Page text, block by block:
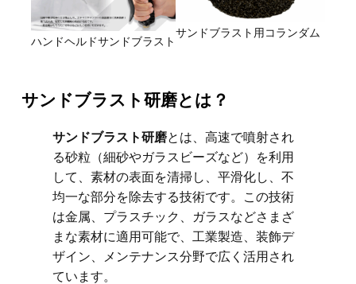
ハンドヘルドサンドブラスト
サンドブラスト用コランダム
サンドブラスト研磨とは？
サンドブラスト研磨とは、高速で噴射され
る砂粒（細砂やガラスビーズなど）を利用
して、素材の表面を清掃し、平滑化し、不
均一な部分を除去する技術です。この技術
は金属、プラスチック、ガラスなどさまざ
まな素材に適用可能で、工業製造、装飾デ
ザイン、メンテナンス分野で広く活用され
ています。